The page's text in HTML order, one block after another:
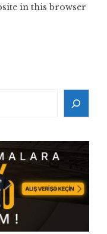
in this browser